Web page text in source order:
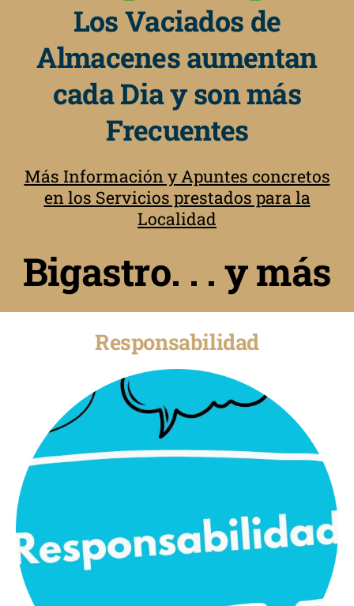
Los Vaciados de
Almacenes aumentan
cada Dia y son más
Frecuentes
Más Información y Apuntes concretos
en los Servicios prestados para la
Localidad
Bigastro. . . y más
Responsabilidad